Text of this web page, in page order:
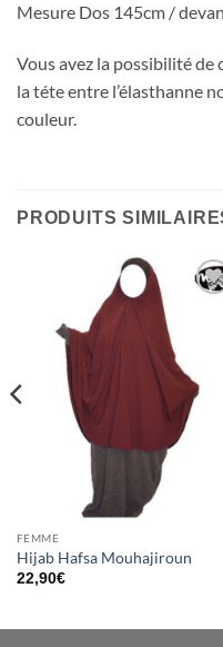
Mesure Dos 145cm /
Vous avez la possibilité de
la téte entre l’élasthanne
couleur.
PRODUITS
FEMME
Hijab Hafsa Mouhajiroun
22,90€